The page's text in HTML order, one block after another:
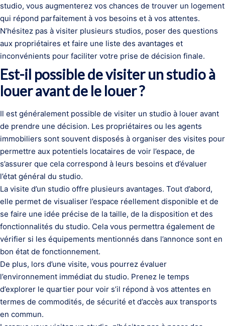
studio, vous augmenterez vos chances de trouver un logement
qui répond parfaitement à vos besoins et à vos attentes.
N’hésitez pas à visiter plusieurs studios, poser des questions
aux propriétaires et faire une liste des avantages et
inconvénients pour faciliter votre prise de décision finale.
Est-il possible de visiter un studio à
louer avant de le louer ?
Il est généralement possible de visiter un studio à louer avant
de prendre une décision. Les propriétaires ou les agents
immobiliers sont souvent disposés à organiser des visites pour
permettre aux potentiels locataires de voir l’espace, de
s’assurer que cela correspond à leurs besoins et d’évaluer
l’état général du studio.
La visite d’un studio offre plusieurs avantages. Tout d’abord,
elle permet de visualiser l’espace réellement disponible et de
se faire une idée précise de la taille, de la disposition et des
fonctionnalités du studio. Cela vous permettra également de
vérifier si les équipements mentionnés dans l’annonce sont en
bon état de fonctionnement.
De plus, lors d’une visite, vous pourrez évaluer
l’environnement immédiat du studio. Prenez le temps
d’explorer le quartier pour voir s’il répond à vos attentes en
termes de commodités, de sécurité et d’accès aux transports
en commun.